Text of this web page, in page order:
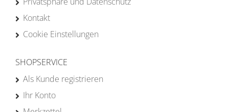
Kontakt
Cookie Einstellungen
SHOPSERVICE
Als Kunde registrieren
Ihr Konto